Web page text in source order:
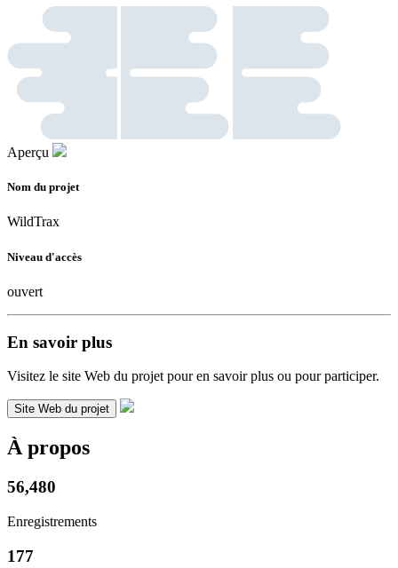
Aperçu
Nom du projet
WildTrax
Niveau d'accès
ouvert
En savoir plus
Visitez le site Web du projet pour en savoir plus ou pour participer.
Site Web du projet
À propos
56,480
Enregistrements
177